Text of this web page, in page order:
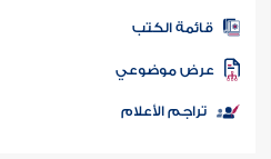
المكتبة
الكتب
موضوعي